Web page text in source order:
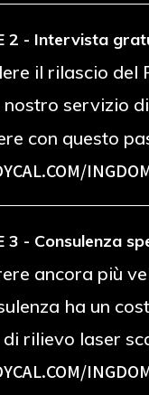
2 - Intervista
il rilascio del
nostro servizio
con questo
3 - Consulenza
ancora più
ha un
rilievo laser